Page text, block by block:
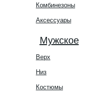
Мужское
Аксессуары
Комбинезоны
Верх
Низ
Костюмы